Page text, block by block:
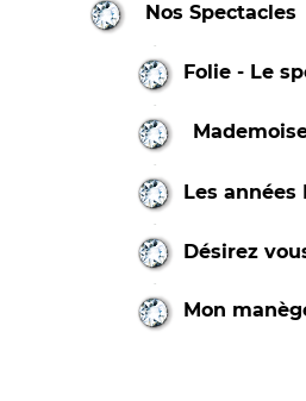
Nos Spectacles
Folie - Le
Les années
Désirez
Mon